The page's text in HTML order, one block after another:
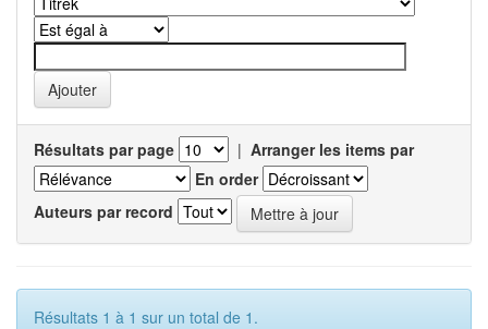
Résultats par page | Arranger les items par
En order
Auteurs par record
Résultats 1 à 1 sur un total de 1.